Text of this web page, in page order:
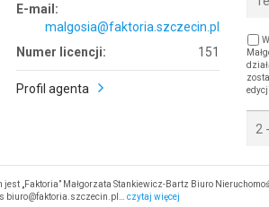
E-mail:
malgosia@faktoria.szczecin.pl
Numer licencji:
151
Profil agenta
„Faktoria” Małgorzata Stankiewicz-Bartz Biuro
biuro@faktoria.szczecin.pl… czytaj więcej